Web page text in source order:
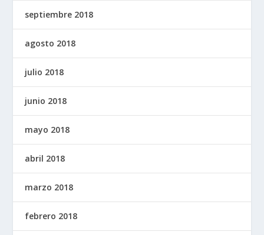
septiembre 2018
agosto 2018
julio 2018
junio 2018
mayo 2018
abril 2018
marzo 2018
febrero 2018